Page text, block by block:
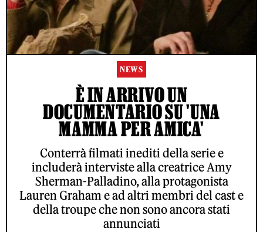
NEWS
È IN ARRIVO UN
DOCUMENTARIO SU 'UNA
MAMMA PER AMICA'
Conterrà filmati inediti della serie e
includerà interviste alla creatrice Amy
Sherman-Palladino, alla protagonista
Lauren Graham e ad altri membri del cast e
della troupe che non sono ancora stati
annunciati